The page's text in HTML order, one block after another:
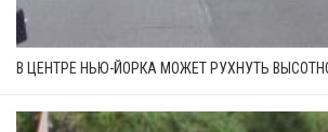
В ЦЕНТРЕ НЬЮ-ЙОРКА МОЖЕТ РУХНУТЬ